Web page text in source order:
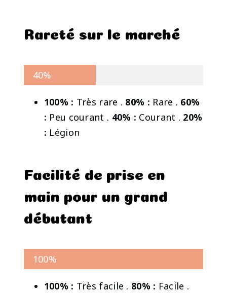
Rareté sur le marché
40%
100% : Très rare . 80% : Rare . 60%
: Peu courant . 40% : Courant . 20%
: Légion
Facilité de prise en
main pour un grand
débutant
100%
100% : Très facile . 80% : Facile .